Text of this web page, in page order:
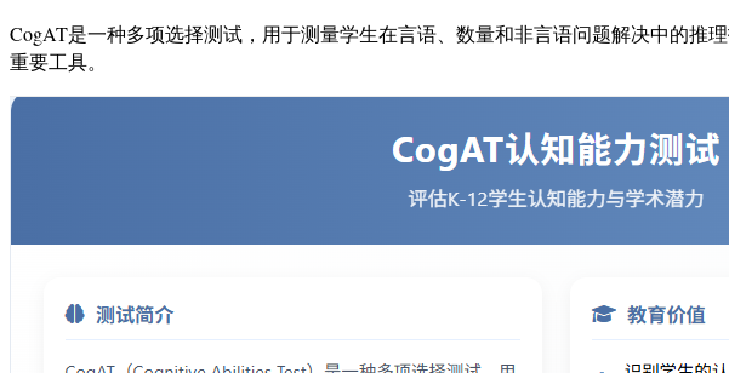
CogAT是一种多项选择测试，用于测量学生在言语、数量和非言语问题解决中的
重要工具。